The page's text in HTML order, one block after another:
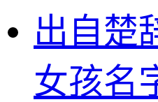
出自楚
女孩名